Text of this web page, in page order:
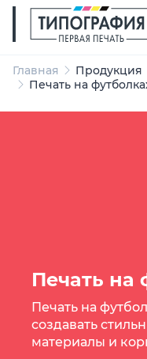
Главная Продукция
Печать на
Печать на
Печать на
создавать
материалы и